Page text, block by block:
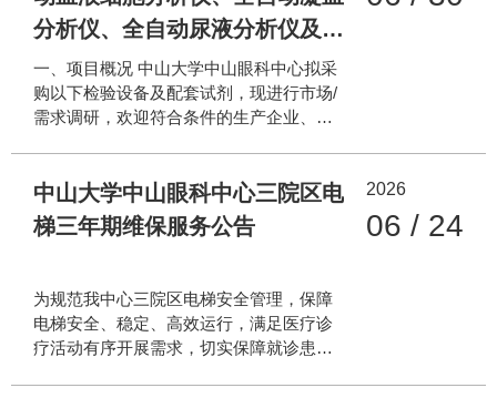
如下： 一、项目名称： 中山大学中山眼
科中心珠江新城院区中心花园环境提升改
造工程 二、项目概况： 本工程项目选址
于广州市珠江新城院区金穗路 7 号，中心
花园坐落于临床楼与实验楼之间。项目总
建筑面积约 721 平方米，建设内容涵盖中
心花园范围内园林景观、给排水、电气工
程等配套工程。。 三、参与企业要求：
参与本项目调研的服务商
分析仪、全自动尿液分析仪及配
套试剂采购项目的调研公告
一、项目概况 中山大学中山眼科中心拟采
购以下检验设备及配套试剂，现进行市场/
需求调研，欢迎符合条件的生产企业、经
非医疗设备采购招标，我们将对市场调研
情况提交院内审议，并按医疗设备采购流
程完成院内或政府采购招标工作。 序号 设
胞分析仪 1台 检查血常规项目，包括静脉
全血血细胞和白细胞五分类分析 2 全自动
尿液分析仪 1台 检查尿干化学项目，包括
尿隐血、尿白细胞酯酶、尿胆原、尿酮
体、尿亚硝酸盐、尿胆红素、尿比重、尿
中山大学中山眼科中心三院区电
梯三年期维保服务公告
为规范我中心三院区电梯安全管理，保障
电梯安全、稳定、高效运行，满足医疗诊
疗活动有序开展需求，切实保障就诊患
2026
06 / 24